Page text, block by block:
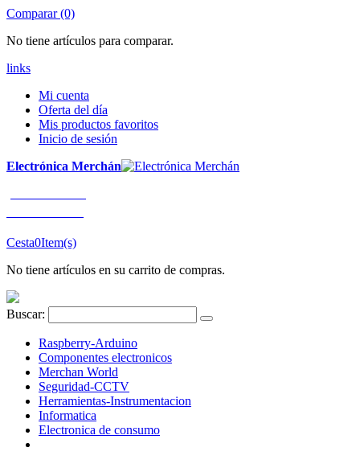
Comparar (0)
No tiene artículos para comparar.
links
Mi cuenta
Oferta del día
Mis productos favoritos
Inicio de sesión
Electrónica Merchán
Cesta0Item(s)
No tiene artículos en su carrito de compras.
Buscar:
Raspberry-Arduino
Componentes electronicos
Merchan World
Seguridad-CCTV
Herramientas-Instrumentacion
Informatica
Electronica de consumo